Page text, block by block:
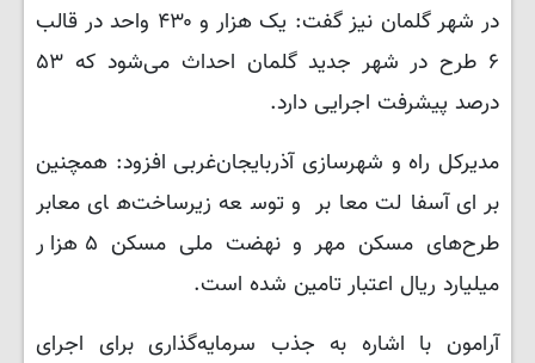
در شهر گلمان نیز گفت: یک هزار و ۴۳۰ واحد در قالب
۶ طرح در شهر جدید گلمان احداث می‌شود که ۵۳
درصد پیشرفت اجرایی دارد.
مدیرکل راه و شهرسازی آذربایجان‌غربی افزود: همچنین
برای آسفالت معابر و توسعه زیرساخت‌های معابر
طرح‌های مسکن مهر و نهضت ملی مسکن ۵ هزار
میلیارد ریال اعتبار تامین شده است.
آرامون با اشاره به جذب سرمایه‌گذاری برای اجرای